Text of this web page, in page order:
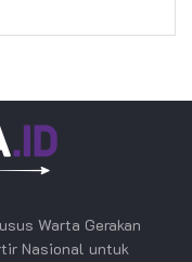
Warta Gerakan
Nasional untuk